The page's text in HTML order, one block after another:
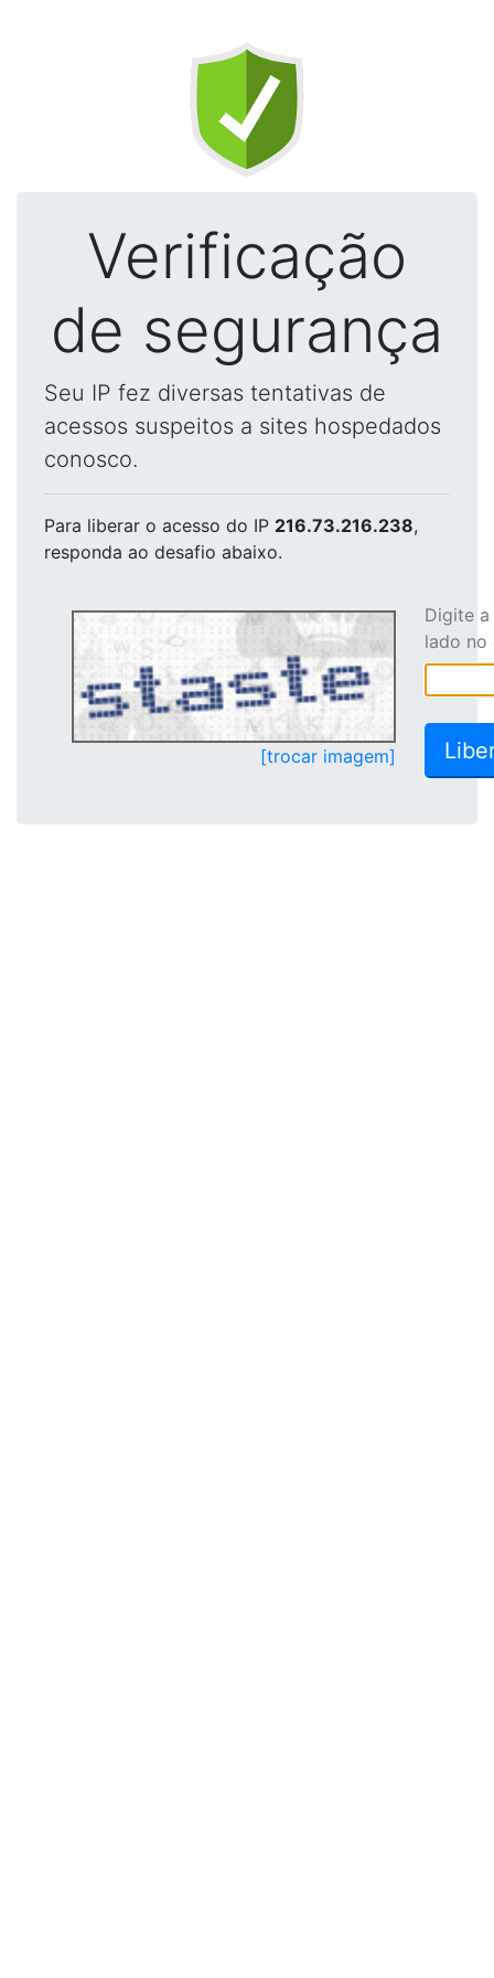
Verificação
de segurança
Seu IP fez diversas tentativas de
acessos suspeitos a sites hospedados
conosco.
Para liberar o acesso do IP 216.73.216.238,
responda ao desafio abaixo.
[trocar imagem]
Digite
lado no